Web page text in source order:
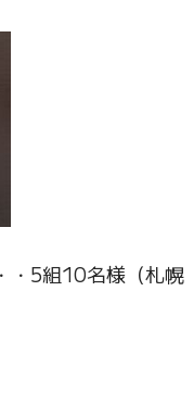
・5組10名様（札幌